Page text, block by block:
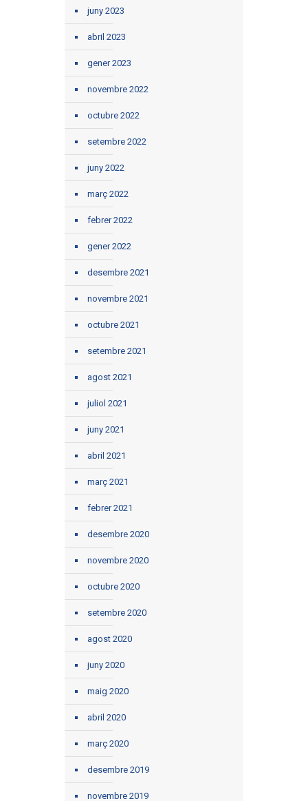
juny 2023
abril 2023
gener 2023
novembre 2022
octubre 2022
setembre 2022
juny 2022
març 2022
febrer 2022
gener 2022
desembre 2021
novembre 2021
octubre 2021
setembre 2021
agost 2021
juliol 2021
juny 2021
abril 2021
març 2021
febrer 2021
desembre 2020
novembre 2020
octubre 2020
setembre 2020
agost 2020
juny 2020
maig 2020
abril 2020
març 2020
desembre 2019
novembre 2019